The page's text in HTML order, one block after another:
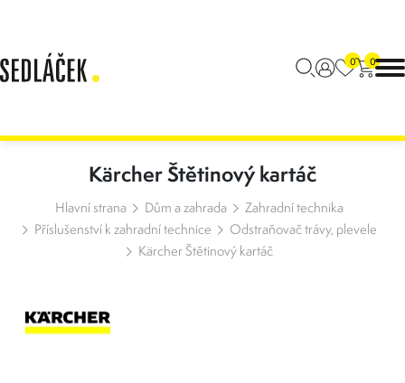
0 0
Kärcher Štětinový kartáč
Hlavní strana Dům a zahrada
Zahradní technika
Příslušenství k zahradní technice
Odstraňovač trávy, plevele
Kärcher Štětinový kartáč